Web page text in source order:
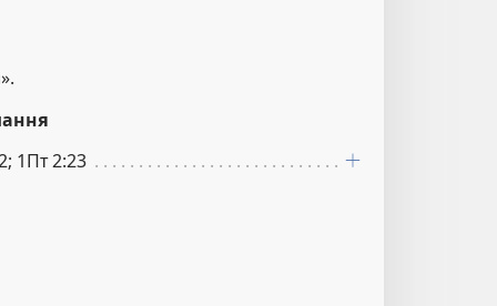
1Пт 2:23